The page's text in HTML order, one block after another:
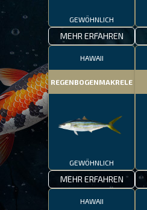
GEWÖHNLICH
MEHR ERFAHREN
HAWAII
REGENBOGENMAKRELE
GEWÖHNLICH
MEHR ERFAHREN
HAWAII